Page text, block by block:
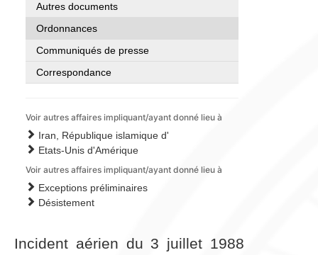
Incident aérien du 3 juillet 1988
Autres documents
Ordonnances
Communiqués de presse
Correspondance
Voir autres affaires impliquant/ayant donné lieu à
Iran, République islamique d'
Etats-Unis d'Amérique
Voir autres affaires impliquant/ayant donné lieu à
Exceptions préliminaires
Désistement